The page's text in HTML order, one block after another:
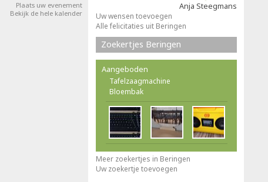
Plaats uw evenement
Bekijk de hele kalender
Anja Steegmans
Uw wensen toevoegen
Alle felicitaties uit Beringen
Zoekertjes Beringen
Aangeboden
Tafelzaagmachine
Bloembak
Meer zoekertjes in Beringen
Uw zoekertje toevoegen